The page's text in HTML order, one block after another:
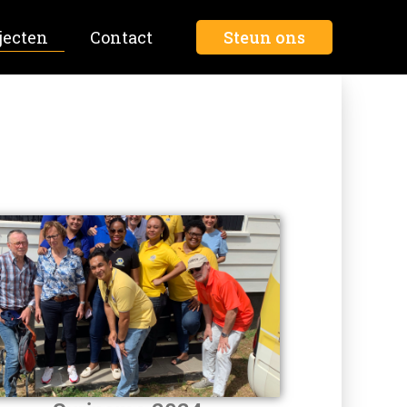
Contact Steun ons